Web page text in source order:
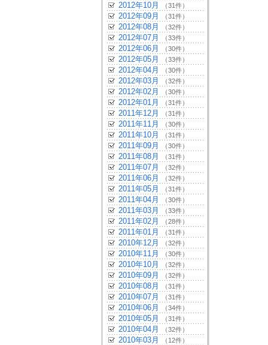
2012年10月 （31件）
2012年09月 （31件）
2012年08月 （32件）
2012年07月 （33件）
2012年06月 （30件）
2012年05月 （33件）
2012年04月 （30件）
2012年03月 （32件）
2012年02月 （30件）
2012年01月 （31件）
2011年12月 （31件）
2011年11月 （30件）
2011年10月 （31件）
2011年09月 （30件）
2011年08月 （31件）
2011年07月 （32件）
2011年06月 （32件）
2011年05月 （31件）
2011年04月 （30件）
2011年03月 （33件）
2011年02月 （28件）
2011年01月 （31件）
2010年12月 （32件）
2010年11月 （30件）
2010年10月 （32件）
2010年09月 （32件）
2010年08月 （31件）
2010年07月 （31件）
2010年06月 （34件）
2010年05月 （31件）
2010年04月 （32件）
2010年03月 （12件）